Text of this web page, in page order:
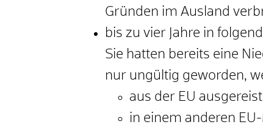
Gründen im Ausland
bis zu vier Jahre in
Sie hatten bereits eine
nur ungültig geworden,
aus der EU
in einem anderen